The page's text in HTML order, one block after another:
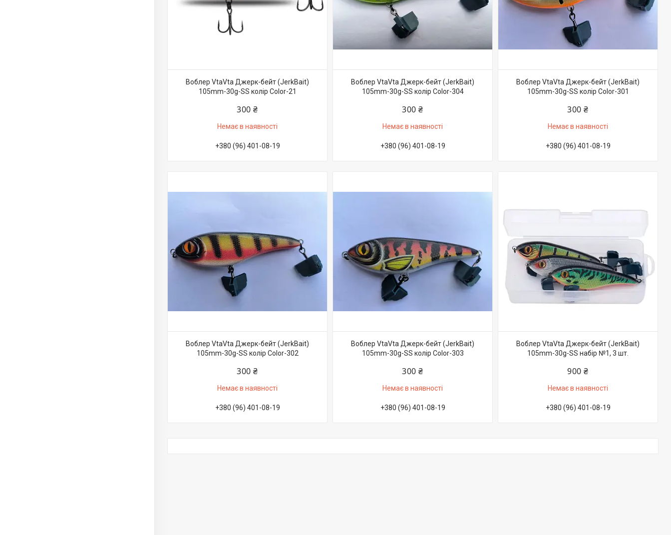
Воблер VtaVta Джерк-бейт (JerkBait)
105mm-30g-SS колір Color-21
300 ₴
Немає в наявності
+380 (96) 401-08-19
Воблер VtaVta Джерк-бейт (JerkBait)
105mm-30g-SS колір Color-304
300 ₴
Немає в наявності
+380 (96) 401-08-19
Воблер VtaVta Джерк-бейт (JerkBait)
105mm-30g-SS колір Color-301
300 ₴
Немає в наявності
+380 (96) 401-08-19
Воблер VtaVta Джерк-бейт (JerkBait)
105mm-30g-SS колір Color-302
300 ₴
Немає в наявності
+380 (96) 401-08-19
Воблер VtaVta Джерк-бейт (JerkBait)
105mm-30g-SS колір Color-303
300 ₴
Немає в наявності
+380 (96) 401-08-19
Воблер VtaVta Джерк-бейт (JerkBait)
105mm-30g-SS набір №1, 3 шт.
900 ₴
Немає в наявності
+380 (96) 401-08-19